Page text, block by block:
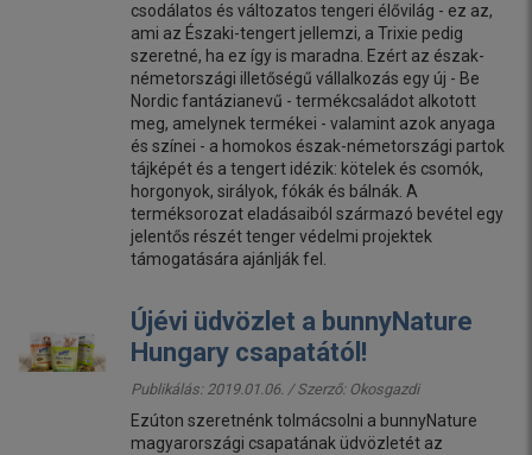
csodálatos és változatos tengeri élővilág - ez az,
ami az Északi-tengert jellemzi, a Trixie pedig
szeretné, ha ez így is maradna. Ezért az észak-
németországi illetőségű vállalkozás egy új - Be
Nordic fantázianevű - termékcsaládot alkotott
meg, amelynek termékei - valamint azok anyaga
és színei - a homokos észak-németországi partok
tájképét és a tengert idézik: kötelek és csomók,
horgonyok, sirályok, fókák és bálnák. A
terméksorozat eladásaiból származó bevétel egy
jelentős részét tenger védelmi projektek
támogatására ajánlják fel.
Újévi üdvözlet a bunnyNature
Hungary csapatától!
Publikálás: 2019.01.06. / Szerző: Okosgazdi
Ezúton szeretnénk tolmácsolni a bunnyNature
magyarországi csapatának üdvözletét az